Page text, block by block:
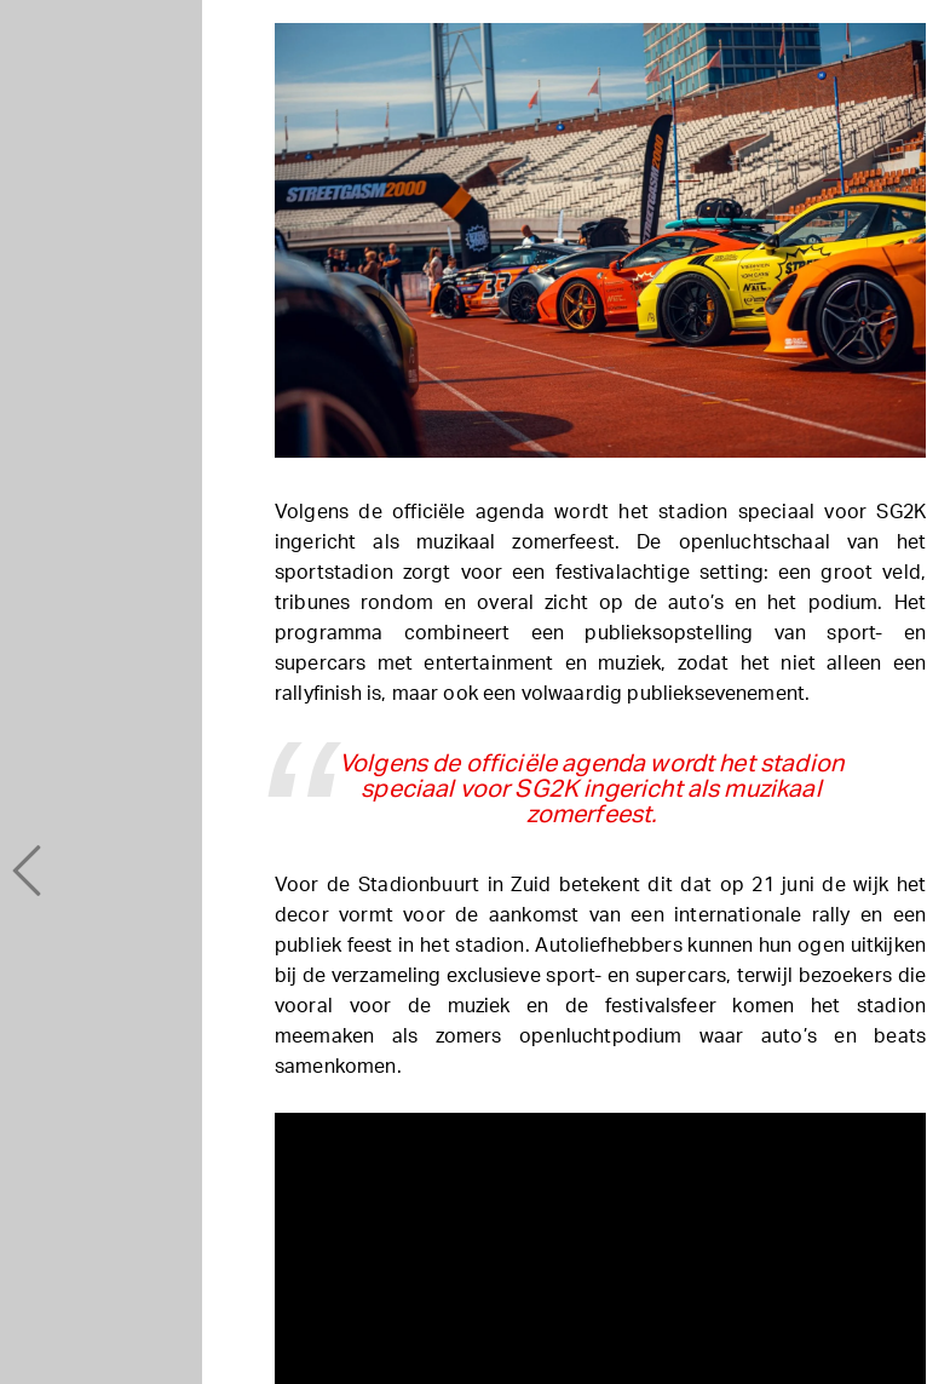
Volgens de officiële agenda wordt het stadion speciaal voor SG2K
ingericht als muzikaal zomerfeest. De openluchtschaal van het
sportstadion zorgt voor een festivalachtige setting: een groot veld,
tribunes rondom en overal zicht op de auto’s en het podium. Het
programma combineert een publieksopstelling van sport- en
supercars met entertainment en muziek, zodat het niet alleen een
rallyfinish is, maar ook een volwaardig publieksevenement.
Volgens de officiële agenda wordt het stadion
speciaal voor SG2K ingericht als muzikaal
zomerfeest.
Voor de Stadionbuurt in Zuid betekent dit dat op 21 juni de wijk het
decor vormt voor de aankomst van een internationale rally en een
publiek feest in het stadion. Autoliefhebbers kunnen hun ogen uitkijken
bij de verzameling exclusieve sport- en supercars, terwijl bezoekers die
vooral voor de muziek en de festivalsfeer komen het stadion
meemaken als zomers openluchtpodium waar auto’s en beats
samenkomen.